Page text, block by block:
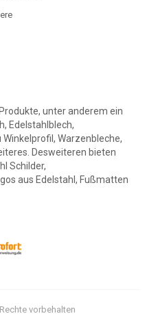
unter anderem ein
Edelstahlblech,
Warzenbleche,
Desweiteren bieten
Schilder,
aus Edelstahl, Fußmatten
vorbehalten